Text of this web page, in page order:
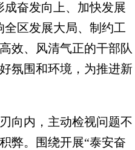
奋发向上、加快发展
区发展大局、制约工
效、风清气正的干部队
氛围和环境，为推进新
向内，主动检视问题不
弊。围绕开展“泰安奋